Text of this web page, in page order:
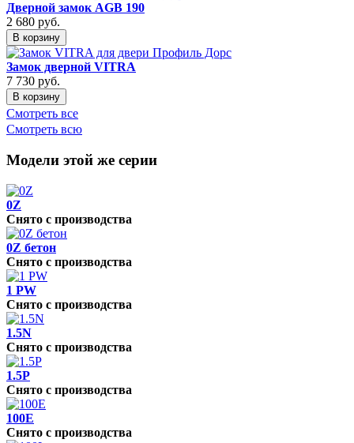
Дверной замок AGB 190
2 680 руб.
В корзину
Замок дверной VITRA
7 730 руб.
В корзину
Смотреть все
Смотреть всю
Модели этой же серии
0Z
Снято с производства
0Z бетон
Снято с производства
1 PW
Снято с производства
1.5N
Снято с производства
1.5P
Снято с производства
100E
Снято с производства